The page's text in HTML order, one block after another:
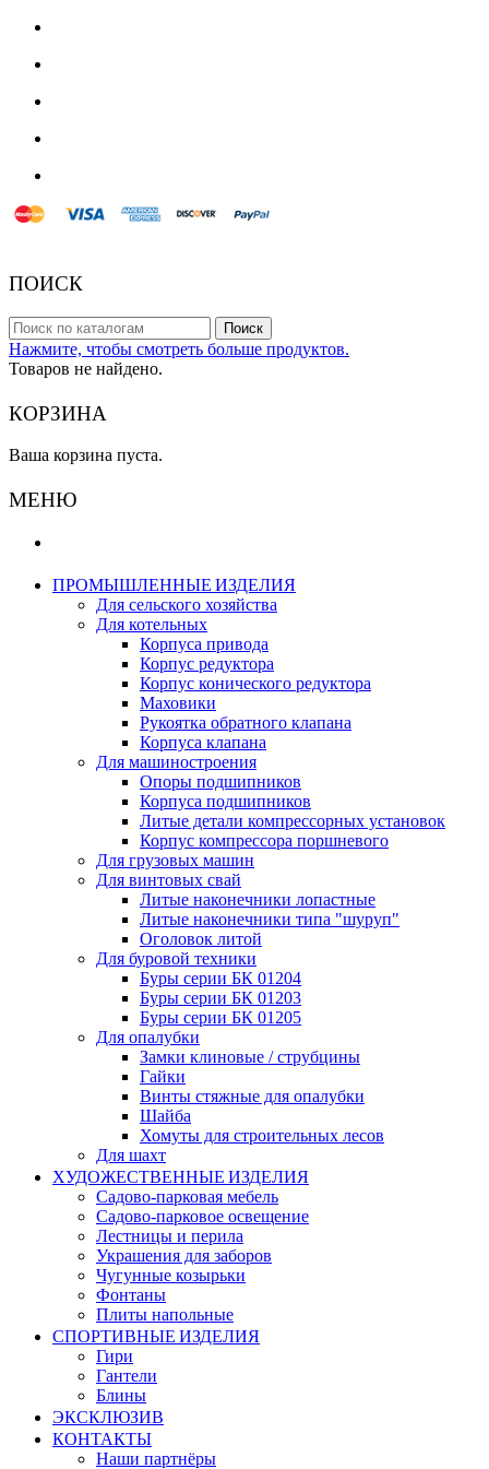
ПОИСК
Поиск
Нажмите, чтобы смотреть больше продуктов.
Товаров не найдено.
КОРЗИНА
Ваша корзина пуста.
МЕНЮ
ПРОМЫШЛЕННЫЕ ИЗДЕЛИЯ
Для сельского хозяйства
Для котельных
Корпуса привода
Корпус редуктора
Корпус конического редуктора
Маховики
Рукоятка обратного клапана
Корпуса клапана
Для машиностроения
Опоры подшипников
Корпуса подшипников
Литые детали компрессорных установок
Корпус компрессора поршневого
Для грузовых машин
Для винтовых свай
Литые наконечники лопастные
Литые наконечники типа "шуруп"
Оголовок литой
Для буровой техники
Буры серии БК 01204
Буры серии БК 01203
Буры серии БК 01205
Для опалубки
Замки клиновые / струбцины
Гайки
Винты стяжные для опалубки
Шайба
Хомуты для строительных лесов
Для шахт
ХУДОЖЕСТВЕННЫЕ ИЗДЕЛИЯ
Садово-парковая мебель
Садово-парковое освещение
Лестницы и перила
Украшения для заборов
Чугунные козырьки
Фонтаны
Плиты напольные
СПОРТИВНЫЕ ИЗДЕЛИЯ
Гири
Гантели
Блины
ЭКСКЛЮЗИВ
КОНТАКТЫ
Наши партнёры